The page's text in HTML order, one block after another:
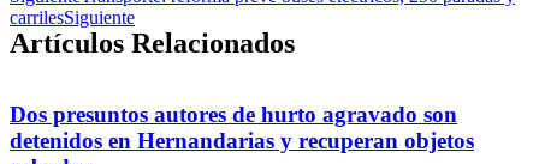
carrilesSiguiente
Artículos Relacionados
Dos presuntos autores de hurto agravado son
detenidos en Hernandarias y recuperan objetos